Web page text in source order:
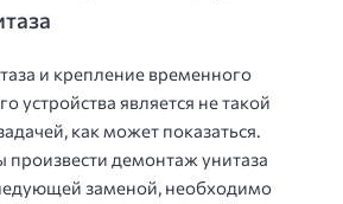
и крепление временного
устройства является не такой
как может показаться.
произвести демонтаж унитаза
заменой, необходимо